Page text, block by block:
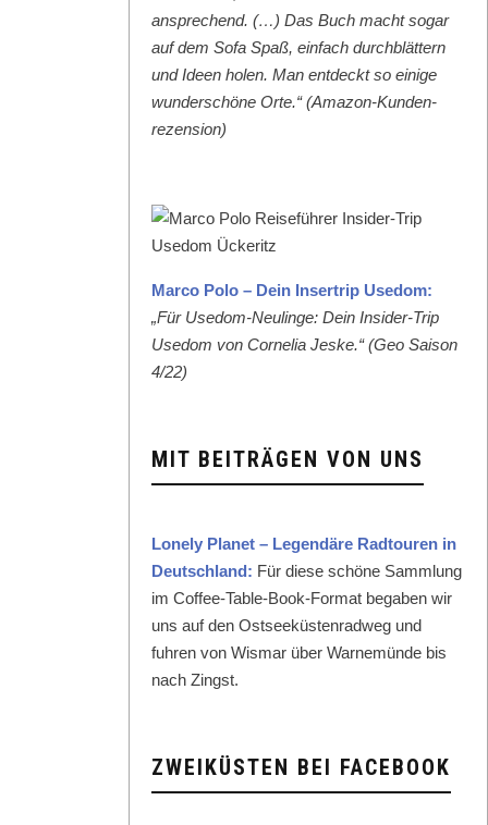
ansprechend. (…) Das Buch macht sog­ar
auf dem Sofa Spaß, ein­fach durch­blät­tern
und Ideen holen. Man ent­deckt so einige
wun­der­schöne Orte.“ (Ama­zon-Kun­den­
rezen­sion)
Mar­co Polo – Dein Inser­trip Use­dom:
„Für Use­dom-Neulinge: Dein Insid­er-Trip
Use­dom von Cor­nelia Jeske.“ (Geo Sai­son
4/22)
MIT BEITRÄGEN VON UNS
Lone­ly Plan­et – Leg­endäre Rad­touren in
Deutsch­land: Für diese schöne Samm­lung
im Cof­fee-Table-Book-For­mat begaben wir
uns auf den Ost­seeküsten­rad­weg und
fuhren von Wis­mar über Warnemünde bis
nach Zingst.
ZWEIKÜSTEN BEI FACEBOOK